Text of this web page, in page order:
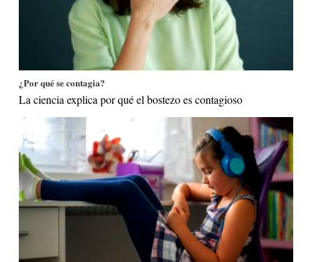
¿Por qué se contagia?
La ciencia explica por qué el bostezo es contagioso